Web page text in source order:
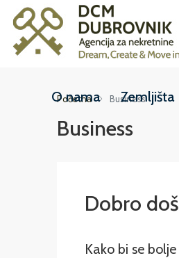
O nama Zemljišta
Početna Business
Business
Dobro
Kako bi se